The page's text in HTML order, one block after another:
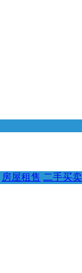
房屋租售 二手买卖